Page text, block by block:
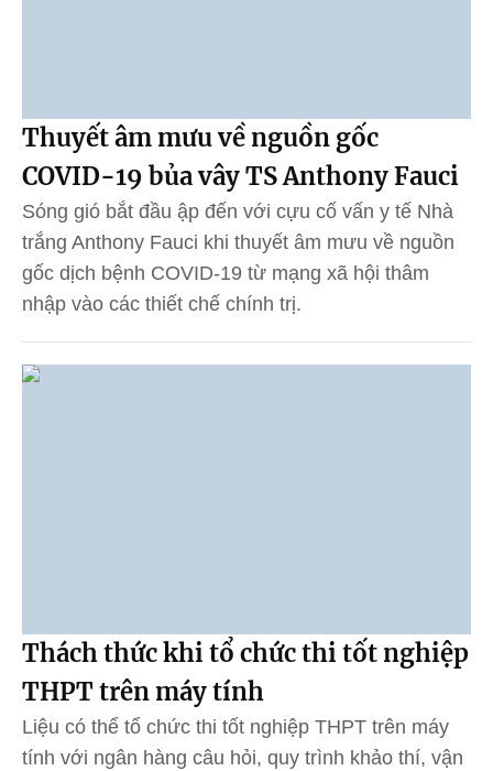
Thuyết âm mưu về nguồn gốc
COVID-19 bủa vây TS Anthony Fauci
Sóng gió bắt đầu ập đến với cựu cố vấn y tế Nhà
trắng Anthony Fauci khi thuyết âm mưu về nguồn
gốc dịch bệnh COVID-19 từ mạng xã hội thâm
nhập vào các thiết chế chính trị.
Thách thức khi tổ chức thi tốt nghiệp
THPT trên máy tính
Liệu có thể tổ chức thi tốt nghiệp THPT trên máy
tính với ngân hàng câu hỏi, quy trình khảo thí, vận